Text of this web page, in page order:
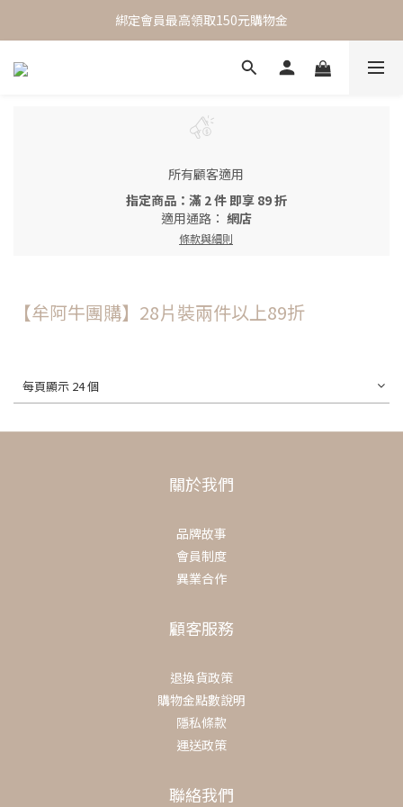
One Day One Masking  極簡保養｜極致呵護
綁定會員最高領取150元購物金
One Day One Masking  極簡保養｜極致呵護
所有顧客適用
指定商品：滿 2 件 即享 89 折
適用通路： 網店
條款與細則
【牟阿牛團購】28片裝兩件以上89折
每頁顯示 24 個
關於我們
品牌故事
會員制度
異業合作
顧客服務
退換貨政策
購物金點數說明
隱私條款
運送政策
聯絡我們